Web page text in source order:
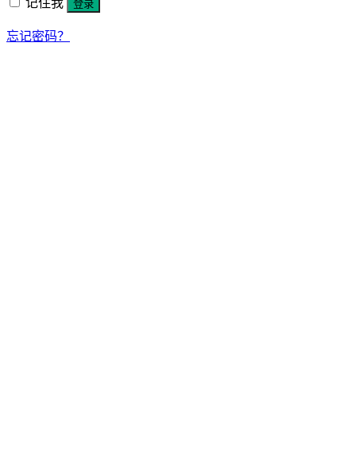
记住我 登录
忘记密码？